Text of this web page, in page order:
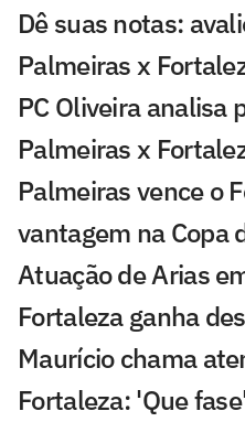
Dê suas notas:
Palmeiras x
PC Oliveira analisa
Palmeiras x
Palmeiras vence o
vantagem na Copa
Atuação de Arias
Fortaleza ganha
Maurício chama
Fortaleza: 'Que